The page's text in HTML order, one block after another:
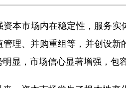
市场内在稳定性，服务实
管理、并购重组等，并创设
显，市场信心显著增强，包